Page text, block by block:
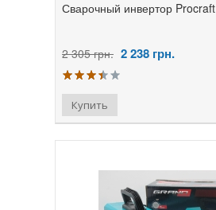
Сварочный инвертор
2 305 грн. 2 238 грн.